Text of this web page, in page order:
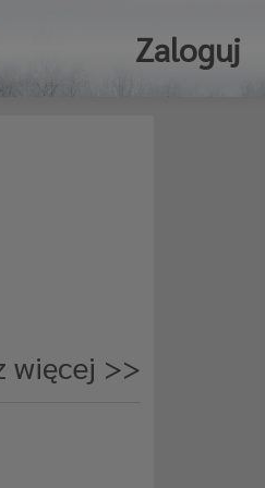
Zaloguj
więcej >>